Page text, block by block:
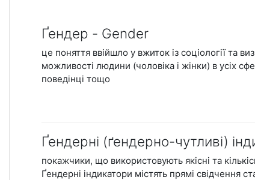
Ґендер - Gender
це поняття ввійшло у вжиток із соціології та
можливості людини (чоловіка і жінки) в усіх
поведінці тощо
Ґендерні (ґендерно-чутливі)
покажчики, що використовують якісні та
Ґендерні індикатори містять прямі свідчення